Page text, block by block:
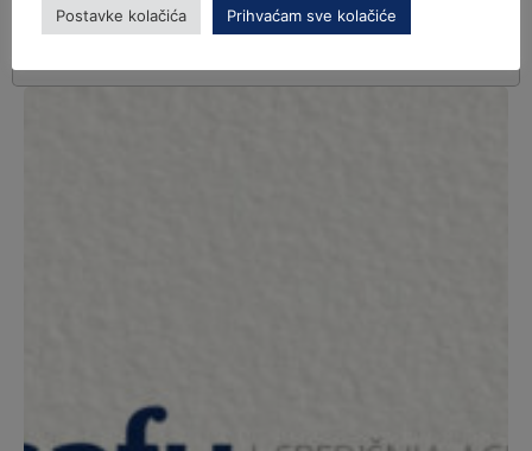
Postavke kolačića Prihvaćam sve kolačiće